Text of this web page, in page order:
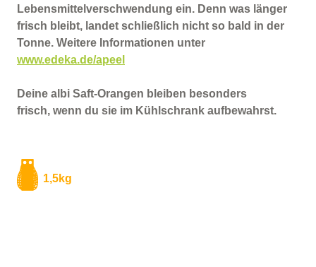
Lebensmittelverschwendung ein. Denn was länger
frisch bleibt, landet schließlich nicht so bald in der
Tonne. Weitere Informationen unter
www.edeka.de/apeel
Deine albi Saft-Orangen bleiben besonders
frisch, wenn du sie im Kühlschrank aufbewahrst.
1,5kg